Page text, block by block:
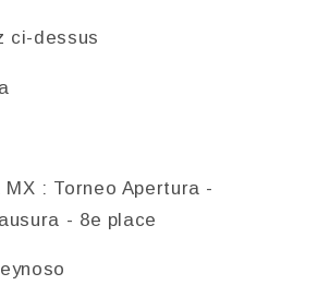
ci-dessus
MX : Torneo Apertura -
- 8e place